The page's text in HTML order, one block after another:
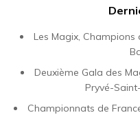
Les Magix, Champions
Deuxième Gala des
Pryvé-
Championnats de